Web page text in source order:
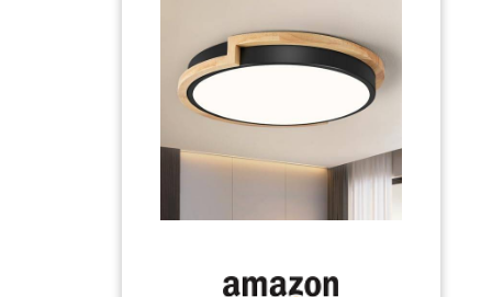
CRÉATEUR D'INTÉRIEUR : Convaincue que la
décoration transforme le quotidien, la marque propose
des meubles tendance et des objets déco accessibles,
pour que votre intérieur prenne toute sa valeur !